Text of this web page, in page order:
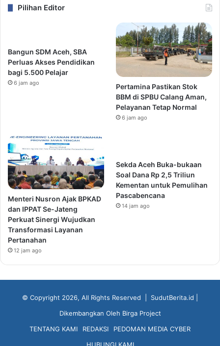
Pilihan Editor
Bangun SDM Aceh, SBA
Perluas Akses Pendidikan
bagi 5.500 Pelajar
6 jam ago
Pertamina Pastikan Stok
BBM di SPBU Calang Aman,
Pelayanan Tetap Normal
6 jam ago
Menteri Nusron Ajak BPKAD
dan IPPAT Se-Jateng
Perkuat Sinergi Wujudkan
Transformasi Layanan
Pertanahan
12 jam ago
Sekda Aceh Buka-bukaan
Soal Dana Rp 2,5 Triliun
Kementan untuk Pemulihan
Pascabencana
14 jam ago
© Copyright 2026, All Rights Reserved | SudutBerita.id
Dikembangkan Oleh Birga Project
TENTANG KAMI
REDAKSI
PEDOMAN MEDIA CYBER